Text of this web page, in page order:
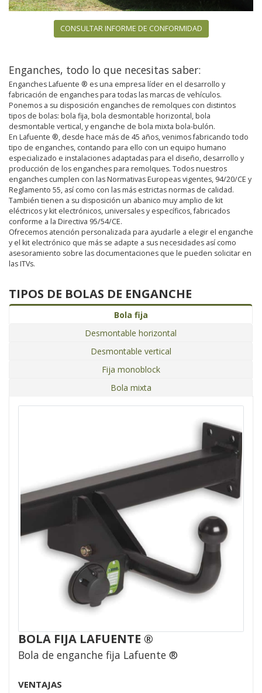
CONSULTAR INFORME DE CONFORMIDAD
Enganches, todo lo que necesitas saber:
Enganches Lafuente ® es una empresa líder en el desarrollo y
fabricación de enganches para todas las marcas de vehículos.
Ponemos a su disposición enganches de remolques con distintos
tipos de bolas: bola fija, bola desmontable horizontal, bola
desmontable vertical, y enganche de bola mixta bola-bulón.
En Lafuente ®, desde hace más de 45 años, venimos fabricando todo
tipo de enganches, contando para ello con un equipo humano
especializado e instalaciones adaptadas para el diseño, desarrollo y
producción de los enganches para remolques. Todos nuestros
enganches cumplen con las Normativas Europeas vigentes, 94/20/CE y
Reglamento 55, así como con las más estrictas normas de calidad.
También tienen a su disposición un abanico muy amplio de kit
eléctricos y kit electrónicos, universales y específicos, fabricados
conforme a la Directiva 95/54/CE.
Ofrecemos atención personalizada para ayudarle a elegir el enganche
y el kit electrónico que más se adapte a sus necesidades así como
asesoramiento sobre las documentaciones que le pueden solicitar en
las ITVs.
TIPOS DE BOLAS DE ENGANCHE
Bola fija
Desmontable horizontal
Desmontable vertical
Fija monoblock
Bola mixta
BOLA FIJA LAFUENTE ®
Bola de enganche fija Lafuente ®
VENTAJAS